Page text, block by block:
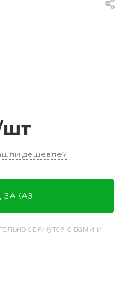
дешевле?
ЗАКАЗ
свяжутся с вами и